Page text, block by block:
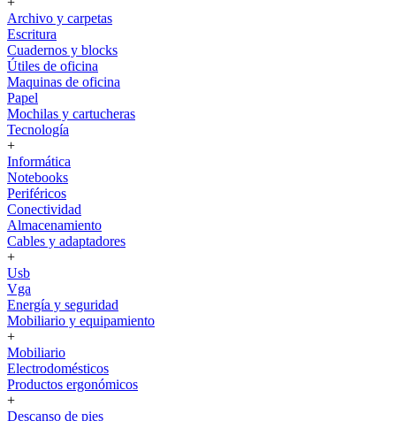
Archivo y carpetas
Escritura
Cuadernos y blocks
Útiles de oficina
Maquinas de oficina
Papel
Mochilas y cartucheras
Tecnología
+
Informática
Notebooks
Periféricos
Conectividad
Almacenamiento
Cables y adaptadores
+
Usb
Vga
Energía y seguridad
Mobiliario y equipamiento
+
Mobiliario
Electrodomésticos
Productos ergonómicos
+
Descanso de pies